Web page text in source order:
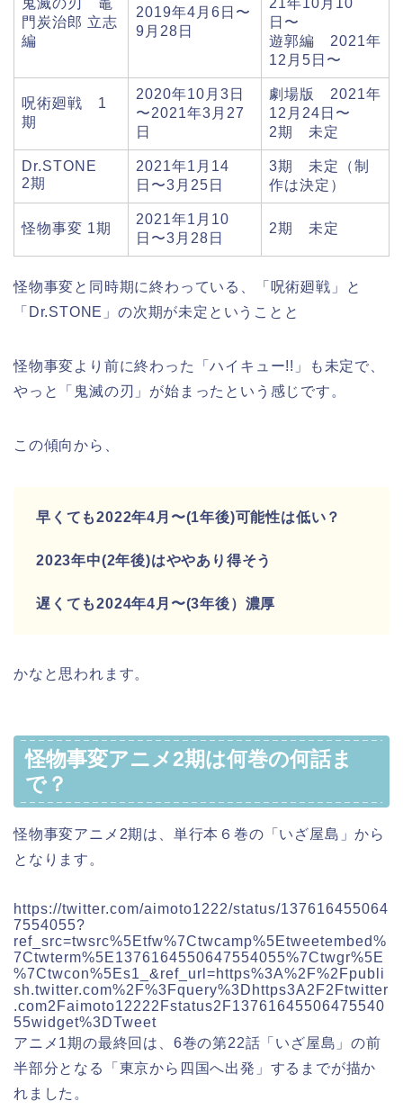
鬼滅の刃 竈
門炭治郎 立志
編
2019年4月6日〜
9月28日
21年10月10
日〜
遊郭編 2021年
12月5日〜
呪術廻戦 1
期
2020年10月3日
〜2021年3月27
日
劇場版 2021年
12月24日〜
2期 未定
Dr.STONE
2期
2021年1月14
日〜3月25日
3期 未定（制
作は決定）
怪物事変 1期
2021年1月10
日〜3月28日
2期 未定
怪物事変と同時期に終わっている、「呪術廻戦」と
「Dr.STONE」の次期が未定ということと
怪物事変より前に終わった「ハイキュー!!」も未定で、
やっと「鬼滅の刃」が始まったという感じです。
この傾向から、
早くても2022年4月〜(1年後)可能性は低い？
2023年中(2年後)はややあり得そう
遅くても2024年4月〜(3年後）濃厚
かなと思われます。
怪物事変アニメ2期は何巻の何話ま
で？
怪物事変アニメ2期は、単行本６巻の「いざ屋島」から
となります。
https://twitter.com/aimoto1222/status/137616455064
7554055?
ref_src=twsrc%5Etfw%7Ctwcamp%5Etweetembed%
7Ctwterm%5E1376164550647554055%7Ctwgr%5E
%7Ctwcon%5Es1_&ref_url=https%3A%2F%2Fpubli
sh.twitter.com%2F%3Fquery%3Dhttps3A2F2Ftwitter
.com2Faimoto12222Fstatus2F13761645506475540
55widget%3DTweet
アニメ1期の最終回は、6巻の第22話「いざ屋島」の前
半部分となる「東京から四国へ出発」するまでが描か
れました。